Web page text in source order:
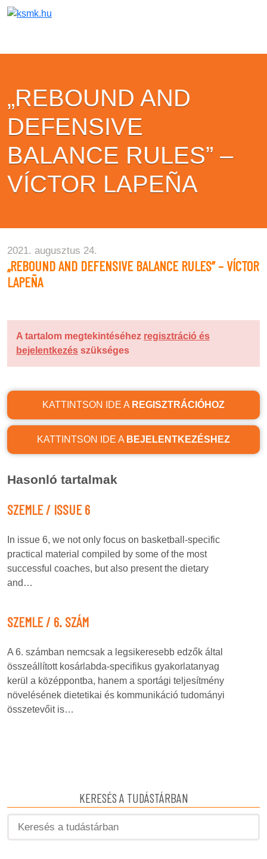
„REBOUND AND
DEFENSIVE
BALANCE RULES” –
VÍCTOR LAPEÑA
2021. augusztus 24.
„REBOUND AND DEFENSIVE BALANCE RULES” – VÍCTOR
LAPEÑA
A tartalom megtekintéséhez regisztráció és
bejelentkezés szükséges
KATTINTSON IDE A REGISZTRÁCIÓHOZ
KATTINTSON IDE A BEJELENTKEZÉSHEZ
Hasonló tartalmak
SZEMLE / ISSUE 6
In issue 6, we not only focus on basketball-specific
practical material compiled by some of the most
successful coaches, but also present the dietary
and…
SZEMLE / 6. SZÁM
A 6. számban nemcsak a legsikeresebb edzők által
összeállított kosárlabda-specifikus gyakorlatanyag
kerül a középpontba, hanem a sportági teljesítmény
növelésének dietetikai és kommunikáció tudományi
összetevőit is…
KERESÉS A TUDÁSTÁRBAN